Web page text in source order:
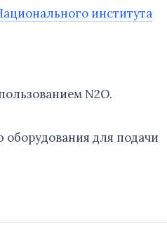
института
N2O.
для подачи